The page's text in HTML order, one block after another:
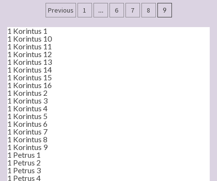
Posts
navigation
Previous 1 … 6 7 8 9
1 Korintus 1
1 Korintus 10
1 Korintus 11
1 Korintus 12
1 Korintus 13
1 Korintus 14
1 Korintus 15
1 Korintus 16
1 Korintus 2
1 Korintus 3
1 Korintus 4
1 Korintus 5
1 Korintus 6
1 Korintus 7
1 Korintus 8
1 Korintus 9
1 Petrus 1
1 Petrus 2
1 Petrus 3
1 Petrus 4